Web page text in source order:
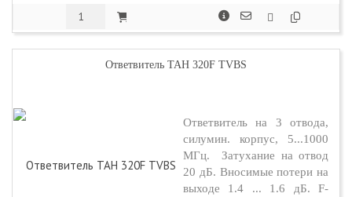
Ответвитель TAH 320F TVBS
Ответвитель на 3 отвода,
силумин. корпус, 5...1000
МГц. Затухание на отвод
20 дБ. Вносимые потери на
выходе 1.4 ... 1.6 дБ. F-